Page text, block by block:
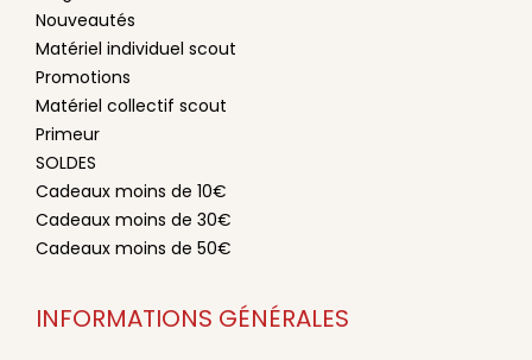
Nouveautés
Matériel individuel scout
Promotions
Matériel collectif scout
Primeur
SOLDES
Cadeaux moins de 10€
Cadeaux moins de 30€
Cadeaux moins de 50€
INFORMATIONS GÉNÉRALES